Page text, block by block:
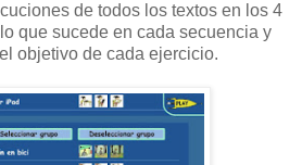
de todos los textos en los 4
que sucede en cada secuencia y
objetivo de cada ejercicio.